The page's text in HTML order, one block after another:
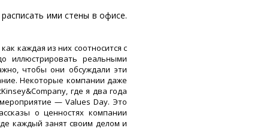
ими стены в офисе.
каждая из них соотносится с
иллюстрировать реальными
чтобы они обсуждали эти
Некоторые компании даже
где я два года
— Values Day. Это
о ценностях компании
каждый занят своим делом и